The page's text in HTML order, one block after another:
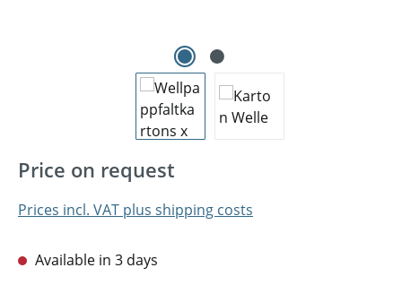
Price on request
Prices incl. VAT plus shipping costs
Available in 3 days